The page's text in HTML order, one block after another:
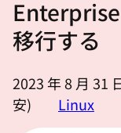
く
さ
い
移行する
2023 年 8 月 31
安)
Linux